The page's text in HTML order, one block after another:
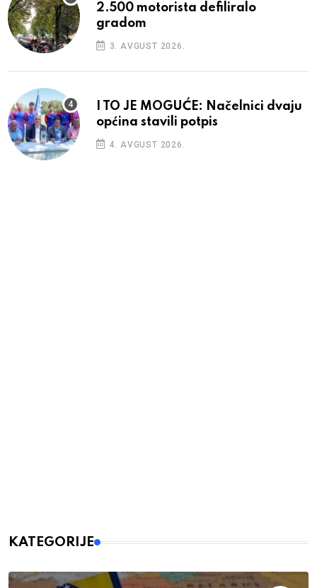
2.500 motorista defiliralo
gradom
3. AVGUST 2026.
I TO JE MOGUĆE: Načelnici dvaju
općina stavili potpis
4. AVGUST 2026.
KATEGORIJE